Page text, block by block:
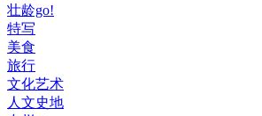
壮龄go!
特写
美食
旅行
文化艺术
人文史地